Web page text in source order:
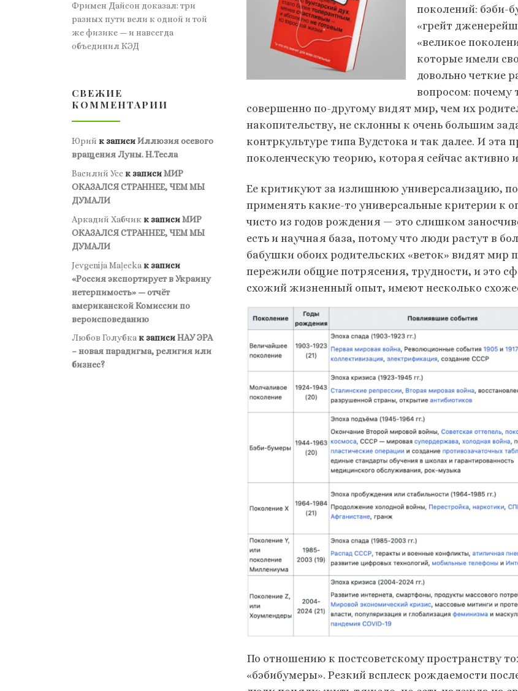
поколений: бэби-
«грейт
«великое
которые имели
довольно четкие
вопросом: почему
совершенно по-другому видят мир, чем их
накопительству, не склонны к очень большим
контркультуре типа Вудстока и так далее. И эта
поколенческую теорию, которая сейчас активно
Ее критикуют за излишнюю универсализацию,
применять какие-то универсальные критерии к
чисто из годов рождения — это слишком
есть и научная база, потому что люди растут в
бабушки обоих родительских «веток» видят мир
пережили общие потрясения, трудности, и это
схожий жизненный опыт, имеют несколько
По отношению к постсоветскому пространству
«бэбибумеры». Резкий всплеск рождаемости
Фримен Дайсон доказал: три
разных пути вели к одной и той
же физике — и навсегда
объединил КЭД
СВЕЖИЕ
КОММЕНТАРИИ
Юрий к записиИллюзия осевого
вращения Луны. Н.Тесла
Василий Усс к записиМИР
ОКАЗАЛСЯ СТРАННЕЕ, ЧЕМ МЫ
ДУМАЛИ
Аркадий Хабчик к записиМИР
ОКАЗАЛСЯ СТРАННЕЕ, ЧЕМ МЫ
ДУМАЛИ
Jevgenija Maļecka к записи
«Россия экспортирует в Украину
нетерпимость» — отчёт
американской Комиссии по
вероисповеданию
Любов Голубкак записиНАУ ЭРА
– новая парадигма, религия или
бизнес?